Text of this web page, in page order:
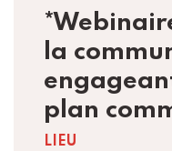
la
plan
LIEU